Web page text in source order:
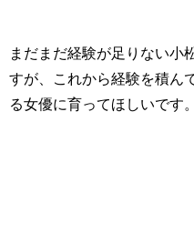
まだまだ経験が足りない小
すが、これから経験を積ん
る女優に育ってほしいです。